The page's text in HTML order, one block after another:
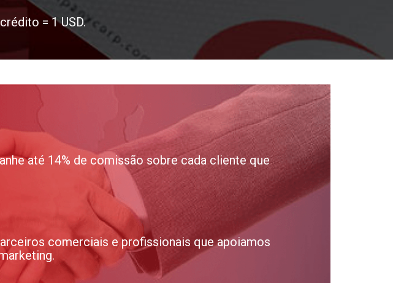
= 1 USD.
até 14% de comissão sobre cada cliente que
comerciais e profissionais que apoiamos